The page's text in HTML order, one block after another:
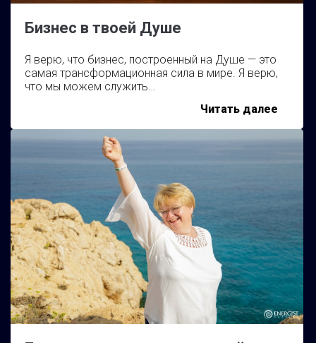
Бизнес в твоей Душе
Я верю, что бизнес, построенный на Душе — это
самая трансформационная сила в мире. Я верю,
что мы можем служить…
Читать далееБизнес
в